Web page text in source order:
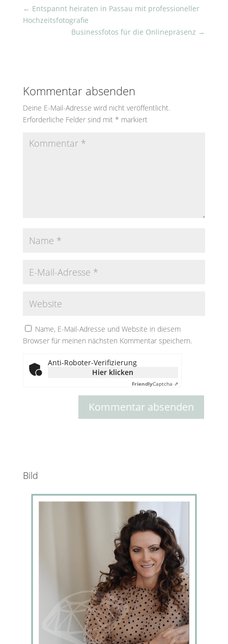
← Entspannt heiraten in Passau mit professioneller
Hochzeitsfotografie
Businessfotos für die Onlinepräsenz →
Kommentar absenden
Deine E-Mail-Adresse wird nicht veröffentlicht.
Erforderliche Felder sind mit * markiert
Name, E-Mail-Adresse und Website in diesem
Browser für meinen nächsten Kommentar speichern.
Anti-Roboter-Verifizierung
Hier klicken
FriendlyCaptcha ⇗
Bild